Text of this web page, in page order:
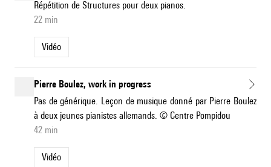
Répétition de Structures pour deux pianos.
22 min
Vidéo
Pierre Boulez, work in progress
Pas de générique. Leçon de musique donné par Pierre Boulez
à deux jeunes pianistes allemands. © Centre Pompidou
42 min
Vidéo